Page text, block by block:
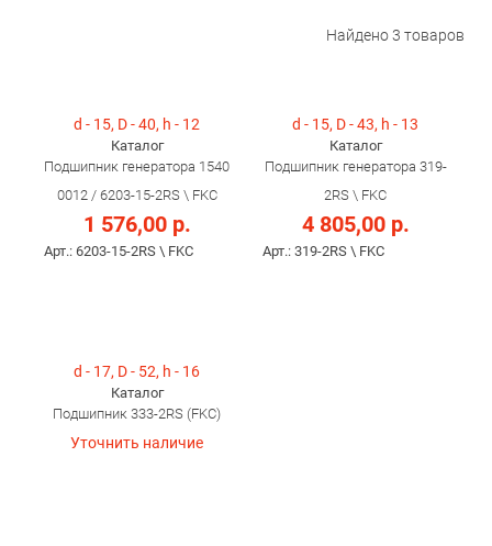
Найдено3 товаров
d - 15, D - 40, h - 12
Каталог
Подшипник генератора 1540
0012 / 6203-15-2RS \ FKC
1 576,00 р.
Арт.: 6203-15-2RS \ FKC
d - 15, D - 43, h - 13
Каталог
Подшипник генератора 319-
2RS \ FKC
4 805,00 р.
Арт.: 319-2RS \ FKC
d - 17, D - 52, h - 16
Каталог
Подшипник 333-2RS (FKC)
Уточнить наличие